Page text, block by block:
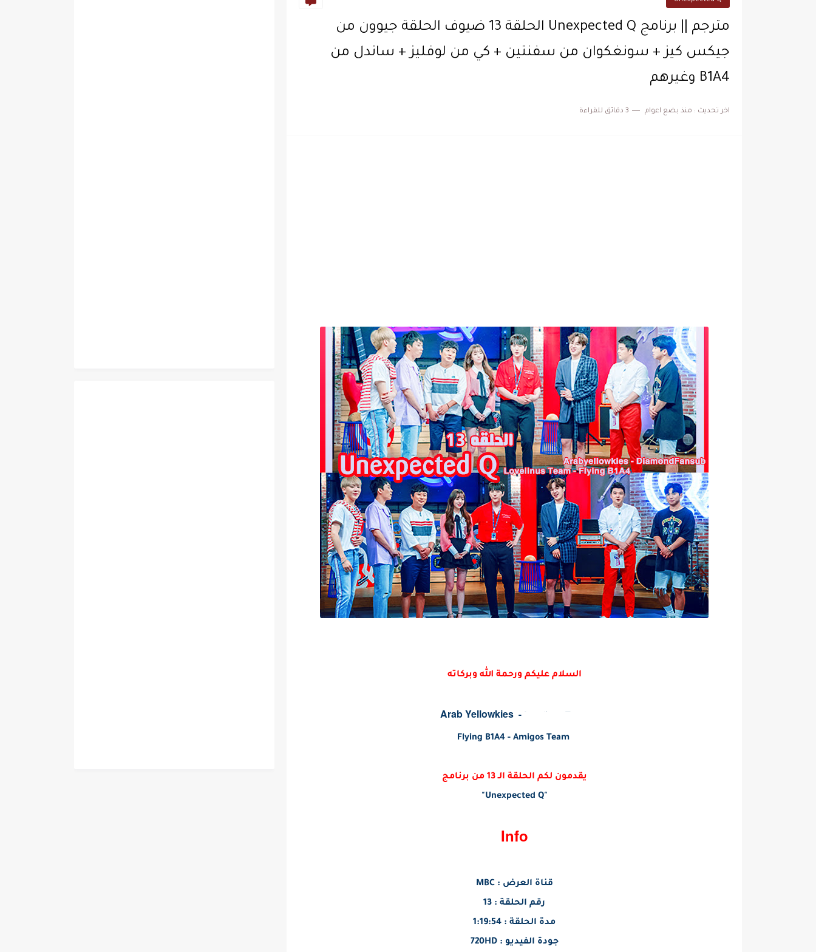
مترجم || برنامج Unexpected Q الحلقة 13 ضيوف الحلقة جيوون من
جيكس كيز + سونغكوان من سفنتين + كي من لوفليز + ساندل من
B1A4 وغيرهم
اخر تحديث : منذ بضع اعوام 3 دقائق للقراءة
السلام عليكم ورحمة الله وبركاته
Arab Yellowkies -
Flying B1A4 - Amigos Team
يقدمون لكم الحلقة الـ 13 من برنامج
"Unexpected Q"
Info
قناة العرض : MBC
رقم الحلقة : 13
مدة الحلقة : 1:19:54
جودة الفيديو : 720HD